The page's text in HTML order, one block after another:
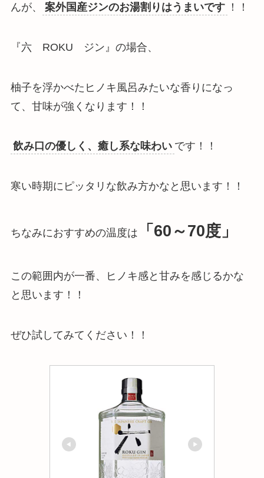
んが、
案外国産ジンのお湯割りはうまいです ！！
『六 ROKU ジン』の場合、
柚子を浮かべたヒノキ風呂みたいな香り になっ
て、 甘味が強くなります ！！
飲み口の優しく、癒し系な味わい です！！
寒い時期にピッタリな飲み方かなと思います！！
ちなみにおすすめの温度は 「60～70度」
この範囲内が一番、ヒノキ感と甘みを感じるかな
と思います！！
ぜひ試してみてください！！